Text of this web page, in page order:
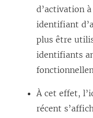
d’activation
identifiant
plus être
identifiants
À cet effet,
récent